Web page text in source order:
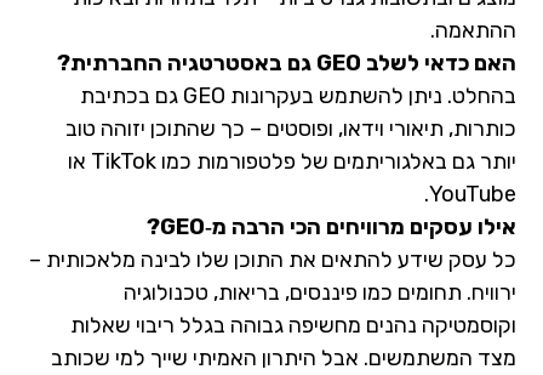
ההתאמה.
האם כדאי לשלב GEO גם באסטרטגיה החברתית?
בהחלט. ניתן להשתמש בעקרונות GEO גם בכתיבת
כותרות, תיאורי וידאו, ופוסטים – כך שהתוכן יזוהה טוב
יותר גם באלגוריתמים של פלטפורמות כמו TikTok או
YouTube.
אילו עסקים מרוויחים הכי הרבה מ‑GEO?
כל עסק שידע להתאים את התוכן שלו לבינה מלאכותית –
ירוויח. תחומים כמו פיננסים, בריאות, טכנולוגיה
וקוסמטיקה נהנים מחשיפה גבוהה בגלל ריבוי שאלות
מצד המשתמשים. אבל היתרון האמיתי שייך למי שכותב